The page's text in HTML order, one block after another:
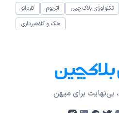
تکنولوژی بلاک‌چین اتریوم
کاردانو
هک و کلاهبرداری
برای میهن